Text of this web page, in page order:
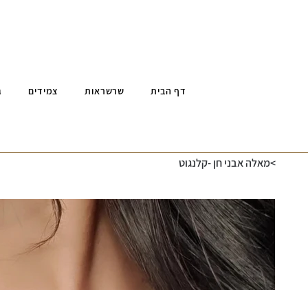
דף הבית שרשראות צמידים
>מאלה אבני חן -קלנגוט